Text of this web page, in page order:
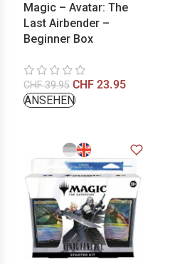
Magic – Avatar: The
Last Airbender –
Beginner Box
CHF39.95 CHF 23.95
ANSEHEN